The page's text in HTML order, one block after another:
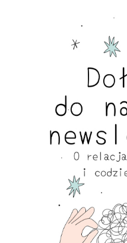
i bezpieczna dla pacjenta.
emocjonalnego, która pomaga
Jakie doświadczenie
Oprócz formalnych
kluczowe w skutecznej
zdobywanie doświadczenia w
psychicznych oraz
wszystko to wpływa na
po pomoc, warto upewnić się,